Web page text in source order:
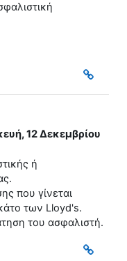
12 Δεκεμβρίου
ή
που γίνεται
των Lloyd's.
του ασφαλιστή.